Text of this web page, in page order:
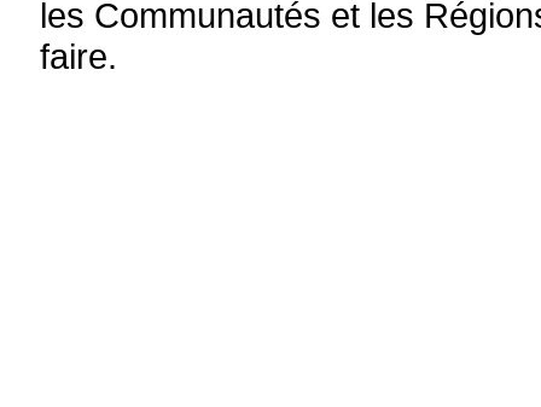
les Communautés et les
faire.